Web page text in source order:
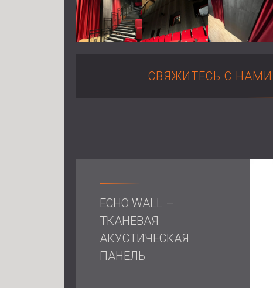
СВЯЖИТЕСЬ С НАМИ
ECHO WALL –
ТКАНЕВАЯ
АКУСТИЧЕСКАЯ
ПАНЕЛЬ